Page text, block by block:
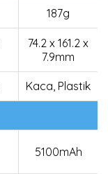
187g
74.2 x 161.2 x
7.9mm
Kaca, Plastik
5100mAh